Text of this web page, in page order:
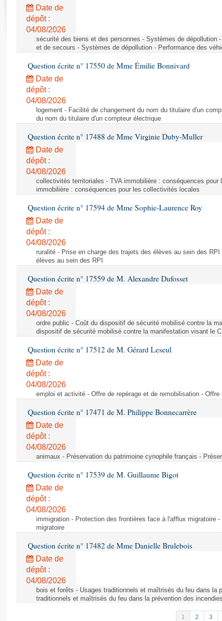
Rapports législatifs
Rapports sur l'application des lois
Baromètre de l’application des lois
Dossiers législatifs
Budget et sécurité sociale
Questions écrites et orales
Comptes rendus des débats
Date de
dépôt :
04/08/2026
sécurité des biens et des personnes - Systèmes de dépollution
et de secours - Systèmes de dépollution - Performance des
Question écrite n° 17550 de Mme Émilie Bonnivard
Date de
dépôt :
04/08/2026
logement - Facilité de changement du nom du titulaire d'un
du nom du titulaire d'un compteur électrique
Question écrite n° 17488 de Mme Virginie Duby-Muller
Date de
dépôt :
04/08/2026
collectivités territoriales - TVA immobilière : conséquences
immobilière : conséquences pour les collectivités locales
Question écrite n° 17594 de Mme Sophie-Laurence Roy
Date de
dépôt :
04/08/2026
ruralité - Prise en charge des trajets des élèves au sein des
élèves au sein des RPI
Question écrite n° 17559 de M. Alexandre Dufosset
Date de
dépôt :
04/08/2026
ordre public - Coût du dispositif de sécurité mobilisé contre la
dispositif de sécurité mobilisé contre la manifestation visant le
Question écrite n° 17512 de M. Gérard Leseul
Date de
dépôt :
04/08/2026
emploi et activité - Offre de repérage et de remobilisation -
Question écrite n° 17471 de M. Philippe Bonnecarrère
Date de
dépôt :
04/08/2026
animaux - Préservation du patrimoine cynophile français -
Question écrite n° 17539 de M. Guillaume Bigot
Date de
dépôt :
04/08/2026
immigration - Protection des frontières face à l'afflux migratoire
migratoire
Question écrite n° 17482 de Mme Danielle Brulebois
Date de
dépôt :
04/08/2026
bois et forêts - Usages traditionnels et maîtrisés du feu dans la
traditionnels et maîtrisés du feu dans la prévention des
1 2 3